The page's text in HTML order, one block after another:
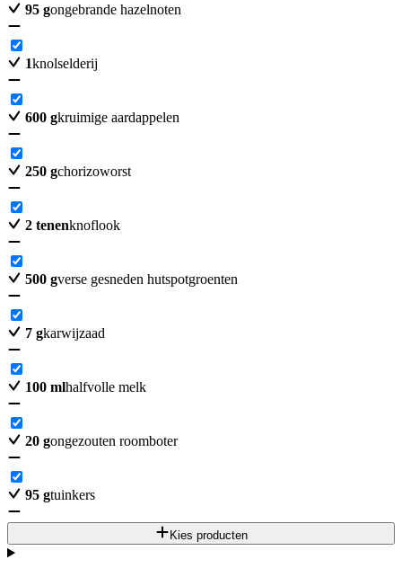
95 gongebrande hazelnoten
1knolselderij
600 gkruimige aardappelen
250 gchorizoworst
2 tenenknoflook
500 gverse gesneden hutspotgroenten
7 gkarwijzaad
100 mlhalfvolle melk
20 gongezouten roomboter
95 gtuinkers
Kies producten